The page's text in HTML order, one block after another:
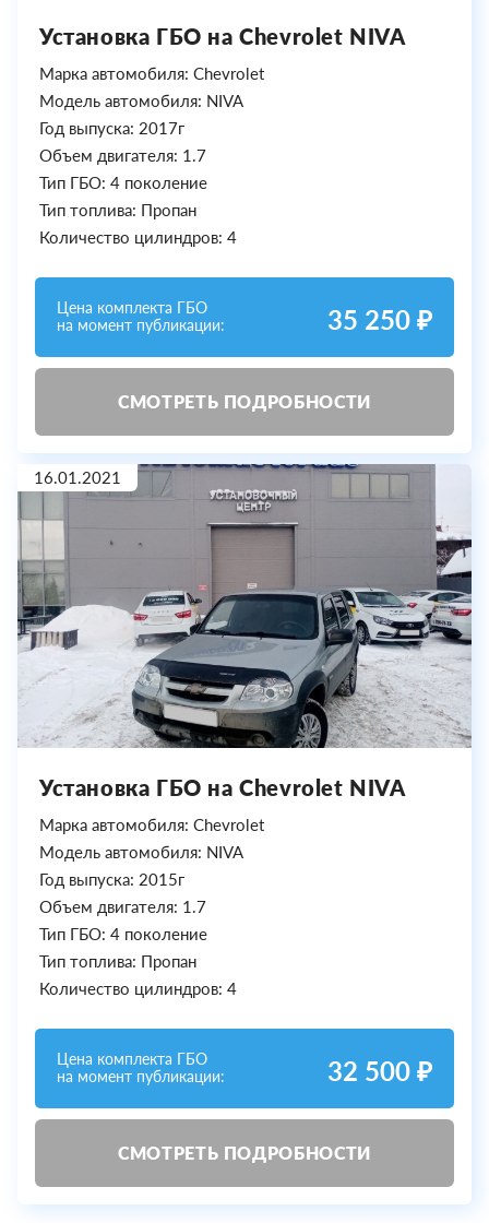
Установка ГБО на Chevrolet NIVA
Марка автомобиля: Chevrolet
Модель автомобиля: NIVA
Год выпуска: 2017г
Объем двигателя: 1.7
Тип ГБО: 4 поколение
Тип топлива: Пропан
Количество цилиндров: 4
Цена комплекта ГБО
на момент публикации:
35 250 ₽
СМОТРЕТЬ ПОДРОБНОСТИ
16.01.2021
Установка ГБО на Chevrolet NIVA
Марка автомобиля: Chevrolet
Модель автомобиля: NIVA
Год выпуска: 2015г
Объем двигателя: 1.7
Тип ГБО: 4 поколение
Тип топлива: Пропан
Количество цилиндров: 4
Цена комплекта ГБО
на момент публикации:
32 500 ₽
СМОТРЕТЬ ПОДРОБНОСТИ